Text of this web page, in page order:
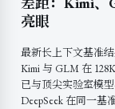
亮眼
最新长上下文基准结
Kimi 与 GLM 在
已与顶尖实验室模型
DeepSeek 在同一基